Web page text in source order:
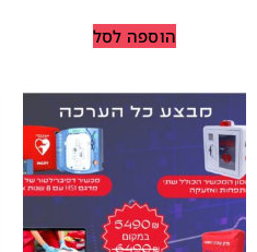
הוספה לסל